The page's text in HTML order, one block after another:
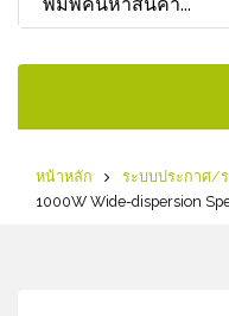
หน้าหลัก ระบบประกาศ/
1000W Wide-dispersion